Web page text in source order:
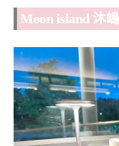
Moon island 沐